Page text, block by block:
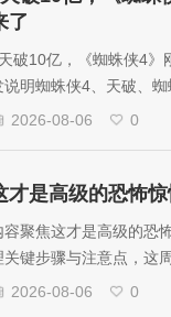
了
破10亿，《蜘蛛侠4》
说明蜘蛛侠4、天破、
2026-08-06
0
才是高级的恐怖惊
容聚焦这才是高级的恐
关键步骤与注意点，这
斯、查理兹•塞隆主演的
2026-08-06 0